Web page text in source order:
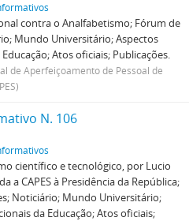
contra o Analfabetismo; Fórum de
Mundo Universitário; Aspectos
Atos oficiais; Publicações.
de Aperfeiçoamento de Pessoal de
N. 106
científico e tecnológico, por Lucio
a CAPES à Presidência da República;
Noticiário; Mundo Universitário;
da Educação; Atos oficiais;